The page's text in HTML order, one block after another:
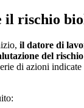
il rischio
il datore di
del
di azioni